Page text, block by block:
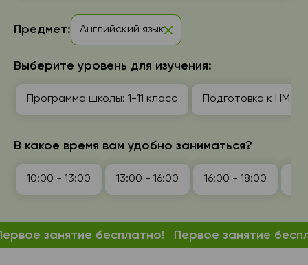
занятие бесплатно! Первое занятие
Предмет: Английский язык
Выберите уровень для изучения:
Программа школы: 1-11 класс Подготовка к НМТ
В какое время вам удобно заниматься?
10:00 - 13:00 13:00 - 16:00 16:00 - 18:00